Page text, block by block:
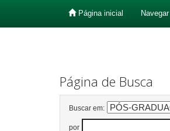
Página inicial Navegar
Página de Busca
Buscar em:
por